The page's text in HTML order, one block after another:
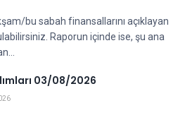
bu sabah finansallarını açıklayan
Raporun içinde ise, şu ana
03/08/2026